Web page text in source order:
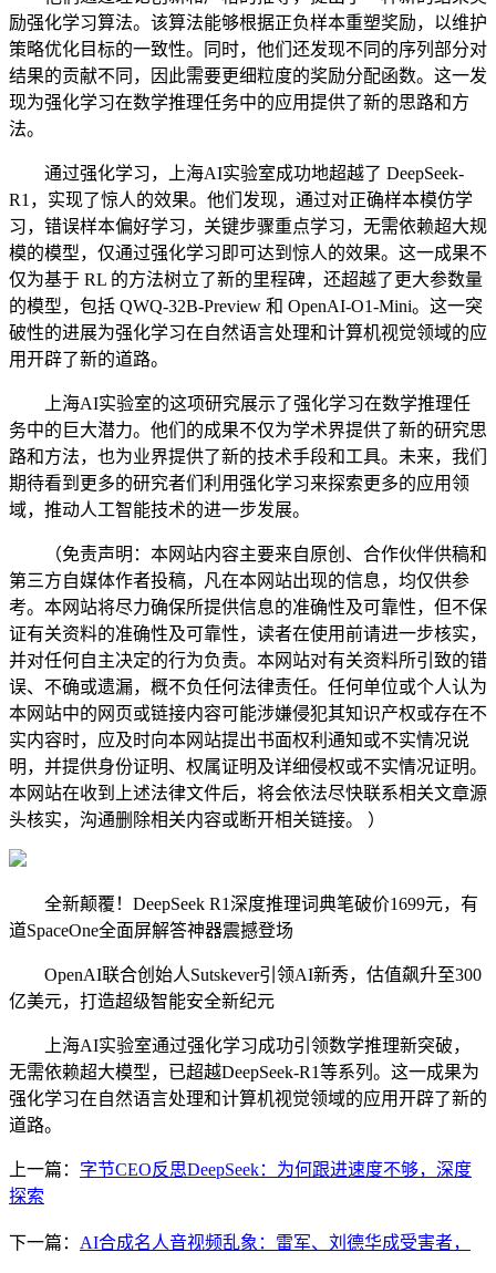
励强化学习算法。该算法能够根据正负样本重塑奖励，以维护
策略优化目标的一致性。同时，他们还发现不同的序列部分对
结果的贡献不同，因此需要更细粒度的奖励分配函数。这一发
现为强化学习在数学推理任务中的应用提供了新的思路和方
法。
通过强化学习，上海AI实验室成功地超越了 DeepSeek-
R1，实现了惊人的效果。他们发现，通过对正确样本模仿学
习，错误样本偏好学习，关键步骤重点学习，无需依赖超大规
模的模型，仅通过强化学习即可达到惊人的效果。这一成果不
仅为基于 RL 的方法树立了新的里程碑，还超越了更大参数量
的模型，包括 QWQ-32B-Preview 和 OpenAI-O1-Mini。这一突
破性的进展为强化学习在自然语言处理和计算机视觉领域的应
用开辟了新的道路。
上海AI实验室的这项研究展示了强化学习在数学推理任
务中的巨大潜力。他们的成果不仅为学术界提供了新的研究思
路和方法，也为业界提供了新的技术手段和工具。未来，我们
期待看到更多的研究者们利用强化学习来探索更多的应用领
域，推动人工智能技术的进一步发展。
（免责声明：本网站内容主要来自原创、合作伙伴供稿和
第三方自媒体作者投稿，凡在本网站出现的信息，均仅供参
考。本网站将尽力确保所提供信息的准确性及可靠性，但不保
证有关资料的准确性及可靠性，读者在使用前请进一步核实，
并对任何自主决定的行为负责。本网站对有关资料所引致的错
误、不确或遗漏，概不负任何法律责任。任何单位或个人认为
本网站中的网页或链接内容可能涉嫌侵犯其知识产权或存在不
实内容时，应及时向本网站提出书面权利通知或不实情况说
明，并提供身份证明、权属证明及详细侵权或不实情况证明。
本网站在收到上述法律文件后，将会依法尽快联系相关文章源
头核实，沟通删除相关内容或断开相关链接。 ）
全新颠覆！DeepSeek R1深度推理词典笔破价1699元，有
道SpaceOne全面屏解答神器震撼登场
OpenAI联合创始人Sutskever引领AI新秀，估值飙升至300
亿美元，打造超级智能安全新纪元
上海AI实验室通过强化学习成功引领数学推理新突破，
无需依赖超大模型，已超越DeepSeek-R1等系列。这一成果为
强化学习在自然语言处理和计算机视觉领域的应用开辟了新的
道路。
上一篇： 字节CEO反思DeepSeek：为何跟进速度不够，深度
探索
下一篇： AI合成名人音视频乱象：雷军、刘德华成受害者，